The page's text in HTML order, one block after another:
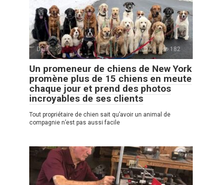
Djur 0 182
Un promeneur de chiens de New York
promène plus de 15 chiens en meute
chaque jour et prend des photos
incroyables de ses clients
Tout propriétaire de chien sait qu’avoir un animal de
compagnie n’est pas aussi facile